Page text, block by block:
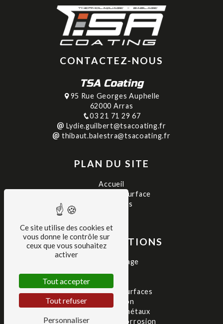
CONTACTEZ-NOUS
TSA Coating
95 Rue Georges Auphelle
62000 Arras
03 21 71 29 67
Lydie.guilbert@tsacoating.fr
thibaut.balestra@tsacoating.fr
PLAN DU SITE
Accueil
Traitement de surface
Réalisations
NOS PRESTATIONS
Thermolaquage
Traitement de surfaces
Métallisation
Traitement de métaux
Traitement anticorrosion
Ce site utilise des cookies et
vous donne le contrôle sur
ceux que vous souhaitez
activer
Tout accepter
Tout refuser
Personnaliser